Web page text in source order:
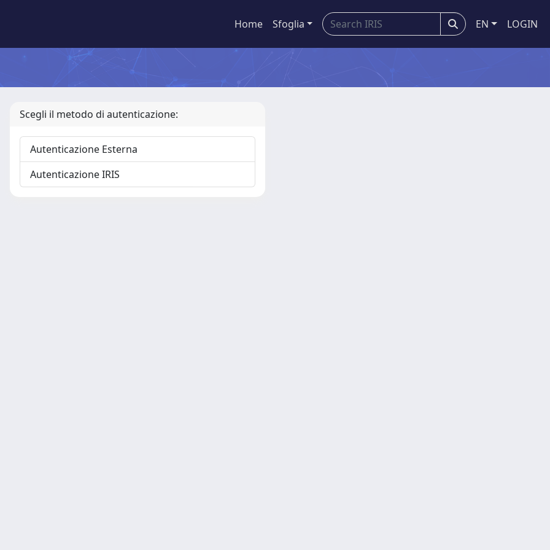
Home Sfoglia EN LOGIN
Scegli il metodo di autenticazione:
Autenticazione Esterna
Autenticazione IRIS